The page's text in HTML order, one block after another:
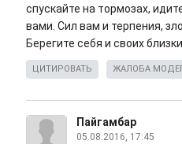
спускайте на тормозах,
вами. Сил вам и терпения,
Берегите себя и своих
ЦИТИРОВАТЬ ЖАЛОБА
Пайгамбар
05.08.2016, 17:45